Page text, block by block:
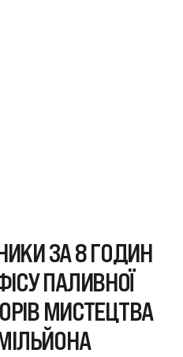
ЗА 8 ГОДИН
ПАЛИВНОЇ
МИСТЕЦТВА